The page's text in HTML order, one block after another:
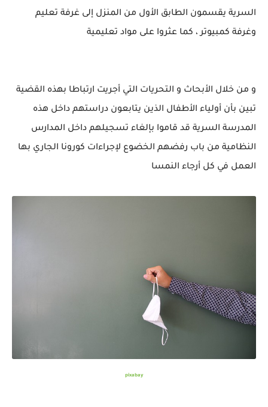
السرية يقسمون الطابق الأول من المنزل إلى غرفة تعليم
وغرفة كمبيوتر ، كما عثروا على مواد تعليمية
و من خلال الأبحاث و التحريات التي أجريت ارتباطا بهذه القضية
تبين بأن أولياء الأطفال الذين يتابعون دراستهم داخل هذه
المدرسة السرية قد قاموا بإلغاء تسجيلهم داخل المدارس
النظامية من باب رفضهم الخضوع لإجراءات كورونا الجاري بها
العمل في كل أرجاء النمسا
pixabay